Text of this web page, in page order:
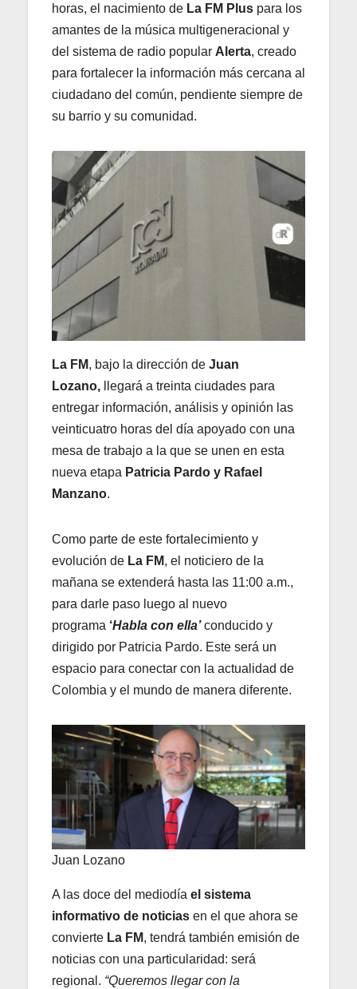
horas, el nacimiento de La FM Plus para los
amantes de la música multigeneracional y
del sistema de radio popular Alerta, creado
para fortalecer la información más cercana al
ciudadano del común, pendiente siempre de
su barrio y su comunidad.
La FM, bajo la dirección de Juan
Lozano, llegará a treinta ciudades para
entregar información, análisis y opinión las
veinticuatro horas del día apoyado con una
mesa de trabajo a la que se unen en esta
nueva etapa Patricia Pardo y Rafael
Manzano.
Como parte de este fortalecimiento y
evolución de La FM, el noticiero de la
mañana se extenderá hasta las 11:00 a.m.,
para darle paso luego al nuevo
programa ‘Habla con ella’ conducido y
dirigido por Patricia Pardo. Este será un
espacio para conectar con la actualidad de
Colombia y el mundo de manera diferente.
Juan Lozano
A las doce del mediodía el sistema
informativo de noticias en el que ahora se
convierte La FM, tendrá también emisión de
noticias con una particularidad: será
regional. “Queremos llegar con la